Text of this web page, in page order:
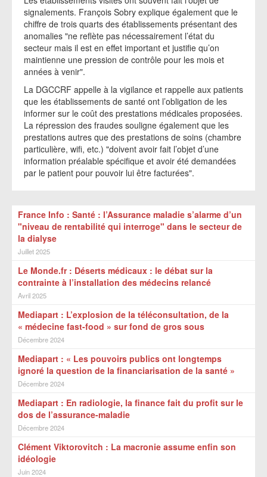
signalements. François Sobry explique également que le
chiffre de trois quarts des établissements présentant des
anomalies "ne reflète pas nécessairement l’état du
secteur mais il est en effet important et justifie qu’on
maintienne une pression de contrôle pour les mois et
années à venir".
La DGCCRF appelle à la vigilance et rappelle aux patients
que les établissements de santé ont l’obligation de les
informer sur le coût des prestations médicales proposées.
La répression des fraudes souligne également que les
prestations autres que des prestations de soins (chambre
particulière, wifi, etc.) "doivent avoir fait l’objet d’une
information préalable spécifique et avoir été demandées
par le patient pour pouvoir lui être facturées".
France Info : Santé : l’Assurance maladie s’alarme d’un
"niveau de rentabilité qui interroge" dans le secteur de
la dialyse
Juillet 2025
Le Monde.fr : Déserts médicaux : le débat sur la
contrainte à l’installation des médecins relancé
Avril 2025
Mediapart : L’explosion de la téléconsultation, de la
« médecine fast-food » sur fond de gros sous
Décembre 2024
Mediapart : « Les pouvoirs publics ont longtemps
ignoré la question de la financiarisation de la santé »
Décembre 2024
Mediapart : En radiologie, la finance fait du profit sur le
dos de l’assurance-maladie
Décembre 2024
Clément Viktorovitch : La macronie assume enfin son
idéologie
Juin 2024